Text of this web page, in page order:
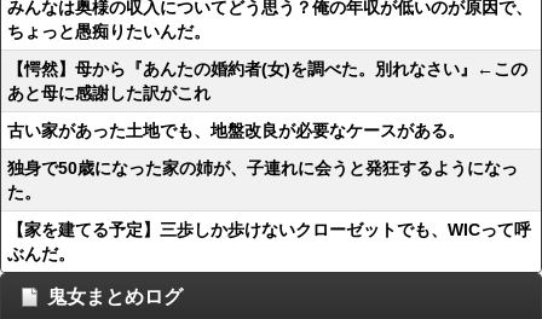
みんなは奥様の収入についてどう思う？俺の年収が低いのが原因で、
ちょっと愚痴りたいんだ。
【愕然】母から『あんたの婚約者(女)を調べた。別れなさい』←この
あと母に感謝した訳がこれ
古い家があった土地でも、地盤改良が必要なケースがある。
独身で50歳になった家の姉が、子連れに会うと発狂するようになっ
た。
【家を建てる予定】三歩しか歩けないクローゼットでも、WICって呼
ぶんだ。
鬼女まとめログ